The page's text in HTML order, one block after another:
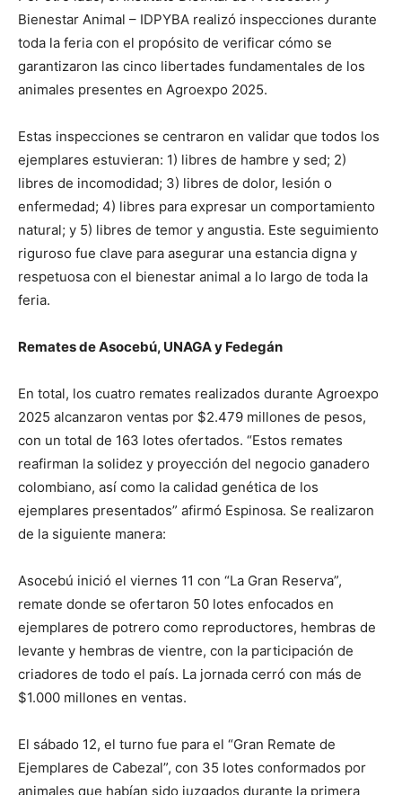
Bienestar Animal – IDPYBA realizó inspecciones durante
toda la feria con el propósito de verificar cómo se
garantizaron las cinco libertades fundamentales de los
animales presentes en Agroexpo 2025.
Estas inspecciones se centraron en validar que todos los
ejemplares estuvieran: 1) libres de hambre y sed; 2)
libres de incomodidad; 3) libres de dolor, lesión o
enfermedad; 4) libres para expresar un comportamiento
natural; y 5) libres de temor y angustia. Este seguimiento
riguroso fue clave para asegurar una estancia digna y
respetuosa con el bienestar animal a lo largo de toda la
feria.
Remates de Asocebú, UNAGA y Fedegán
En total, los cuatro remates realizados durante Agroexpo
2025 alcanzaron ventas por $2.479 millones de pesos,
con un total de 163 lotes ofertados. “Estos remates
reafirman la solidez y proyección del negocio ganadero
colombiano, así como la calidad genética de los
ejemplares presentados” afirmó Espinosa. Se realizaron
de la siguiente manera:
Asocebú inició el viernes 11 con “La Gran Reserva”,
remate donde se ofertaron 50 lotes enfocados en
ejemplares de potrero como reproductores, hembras de
levante y hembras de vientre, con la participación de
criadores de todo el país. La jornada cerró con más de
$1.000 millones en ventas.
El sábado 12, el turno fue para el “Gran Remate de
Ejemplares de Cabezal”, con 35 lotes conformados por
animales que habían sido juzgados durante la primera